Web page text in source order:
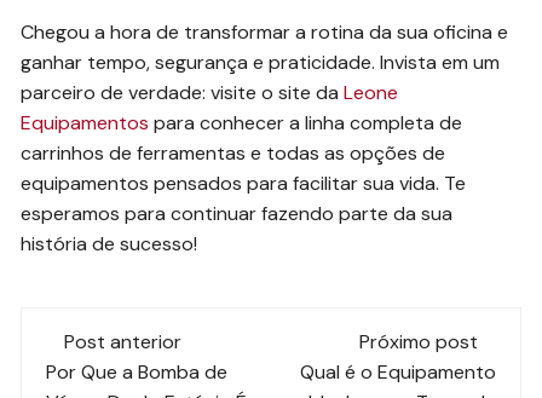
Chegou a hora de transformar a rotina da sua oficina e
ganhar tempo, segurança e praticidade. Invista em um
parceiro de verdade: visite o site daLeone
Equipamentos para conhecer a linha completa de
carrinhos de ferramentas e todas as opções de
equipamentos pensados para facilitar sua vida. Te
esperamos para continuar fazendo parte da sua
história de sucesso!
Navegação
Post anterior
Por Que a Bomba de
Próximo post
Qual é o Equipamento